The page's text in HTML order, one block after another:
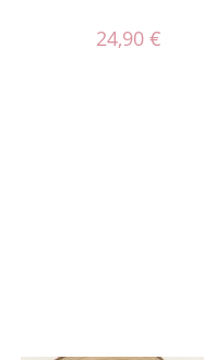
24,90€